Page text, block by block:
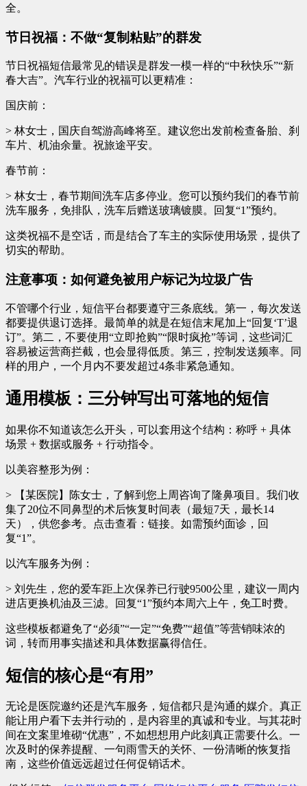
全。
节日祝福：不做“复制粘贴”的群发
节日祝福短信最常见的错误是群发一模一样的“中秋快乐”“新
春大吉”。汽车行业的祝福可以更精准：
国庆前：
> 林女士，国庆自驾游高峰将至。建议您出发前检查备胎、刹
车片、机油余量。祝旅途平安。
春节前：
> 林女士，春节期间洗车店多停业。您可以预约我们的春节前
洗车服务，免排队，洗车后赠送玻璃镀膜。回复“1”预约。
这类祝福不是空话，而是结合了车主的实际使用场景，提供了
切实的帮助。
注意事项：如何避免被用户标记为垃圾广告
不管哪个行业，短信平台都要遵守三条底线。第一，每次发送
都要提供退订选择。最简单的就是在短信末尾加上“回复‘T’退
订”。第二，不要使用“立即抢购”“限时疯抢”等词，这些词汇
容易被运营商拦截，也会显得低质。第三，控制发送频率。同
样的用户，一个月内不要发超过4条非紧急通知。
通用模板：三分钟写出可落地的短信
如果你不知道该怎么开头，可以套用这个结构：称呼 + 具体
场景 + 数据或服务 + 行动指令。
以美容整形为例：
> 【某医院】陈女士，了解到您上周咨询了隆鼻项目。我们收
集了20位不同鼻型的术后恢复时间表（最短7天，最长14
天），供您参考。点击查看：链接。如需预约面诊，回
复“1”。
以汽车服务为例：
> 刘先生，您的爱车距上次保养已行驶9500公里，建议一周内
进店更换机油及三滤。回复“1”预约本周六上午，免工时费。
这些模板都避免了“必须”“一定”“免费”“超值”等营销味浓的
词，转而用事实描述和具体数据赢得信任。
短信的核心是“有用”
无论是医院邀约还是汽车服务，短信都只是沟通的媒介。真正
能让用户看下去并行动的，是内容里的真诚和专业。与其花时
间在文案里堆砌“优惠”，不如想想用户此刻真正需要什么。一
次及时的保养提醒、一句雨雪天的关怀、一份清晰的恢复指
南，这些价值远远超过任何促销话术。